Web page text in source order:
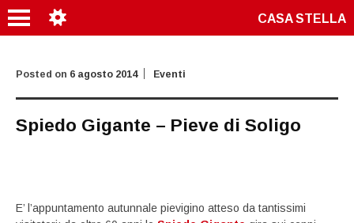
CASA STELLA
Posted on 6 agosto 2014 Eventi
Spiedo Gigante – Pieve di Soligo
E’ l’appuntamento autunnale pievigino atteso da tantissimi